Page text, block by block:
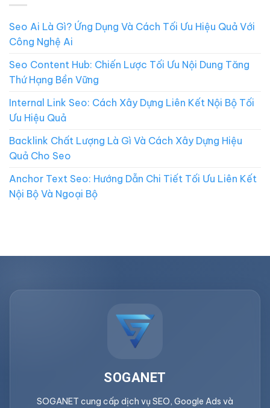
Seo Ai Là Gì? Ứng Dụng Và Cách Tối Ưu Hiệu Quả Với
Công Nghệ Ai
Seo Content Hub: Chiến Lược Tối Ưu Nội Dung Tăng
Thứ Hạng Bền Vững
Internal Link Seo: Cách Xây Dựng Liên Kết Nội Bộ Tối
Ưu Hiệu Quả
Backlink Chất Lượng Là Gì Và Cách Xây Dựng Hiệu
Quả Cho Seo
Anchor Text Seo: Hướng Dẫn Chi Tiết Tối Ưu Liên Kết
Nội Bộ Và Ngoại Bộ
SOGANET
SOGANET cung cấp dịch vụ SEO, Google Ads và